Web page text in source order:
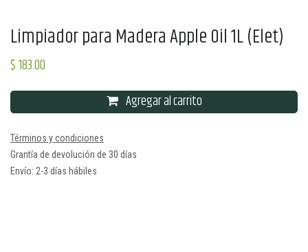
Limpiador para Madera Apple Oil 1L (Elet)
$183.00
Agregar al carrito
Términos y condiciones
Grantía de devolución de 30 días
Envío: 2-3 días hábiles